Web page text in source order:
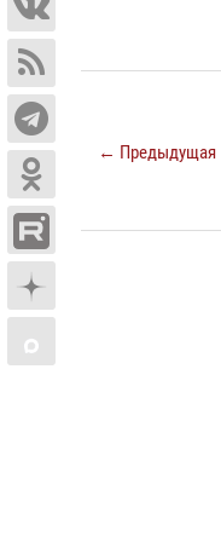
← Предыдущая